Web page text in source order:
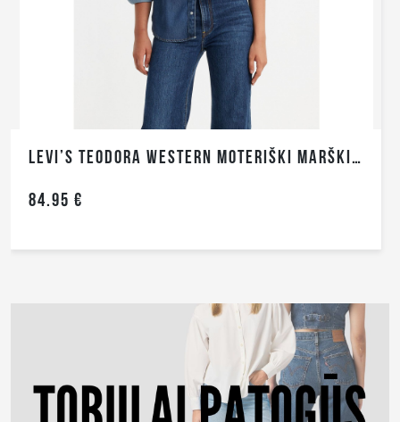
LEVI’S TEODORA WESTERN MOTERIŠKI MARŠKINIAI
84.95 €